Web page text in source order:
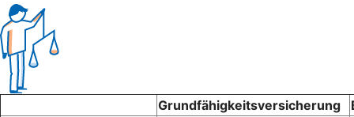
Grundfähigkeitsversicherung